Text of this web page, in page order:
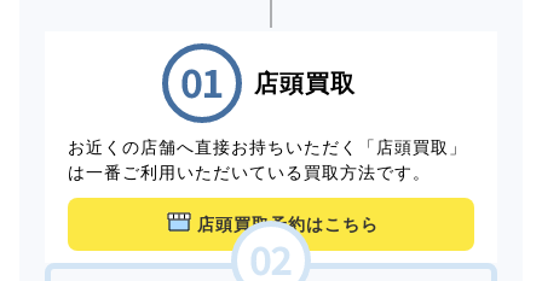
店頭買取
お近くの店舗へ直接お持ちいただく「店頭買取」
は一番ご利用いただいている買取方法です。
店頭買取予約はこちら